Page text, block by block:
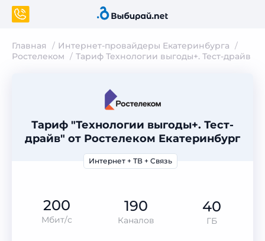
Главная
Интернет-провайдеры Екатеринбурга
Ростелеком
Тариф Технологии выгоды+. Тест-драйв
Тариф "Технологии выгоды+. Тест-
драйв" от Ростелеком Екатеринбург
Интернет + ТВ + Связь
200
Мбит/с
190
Каналов
40
ГБ